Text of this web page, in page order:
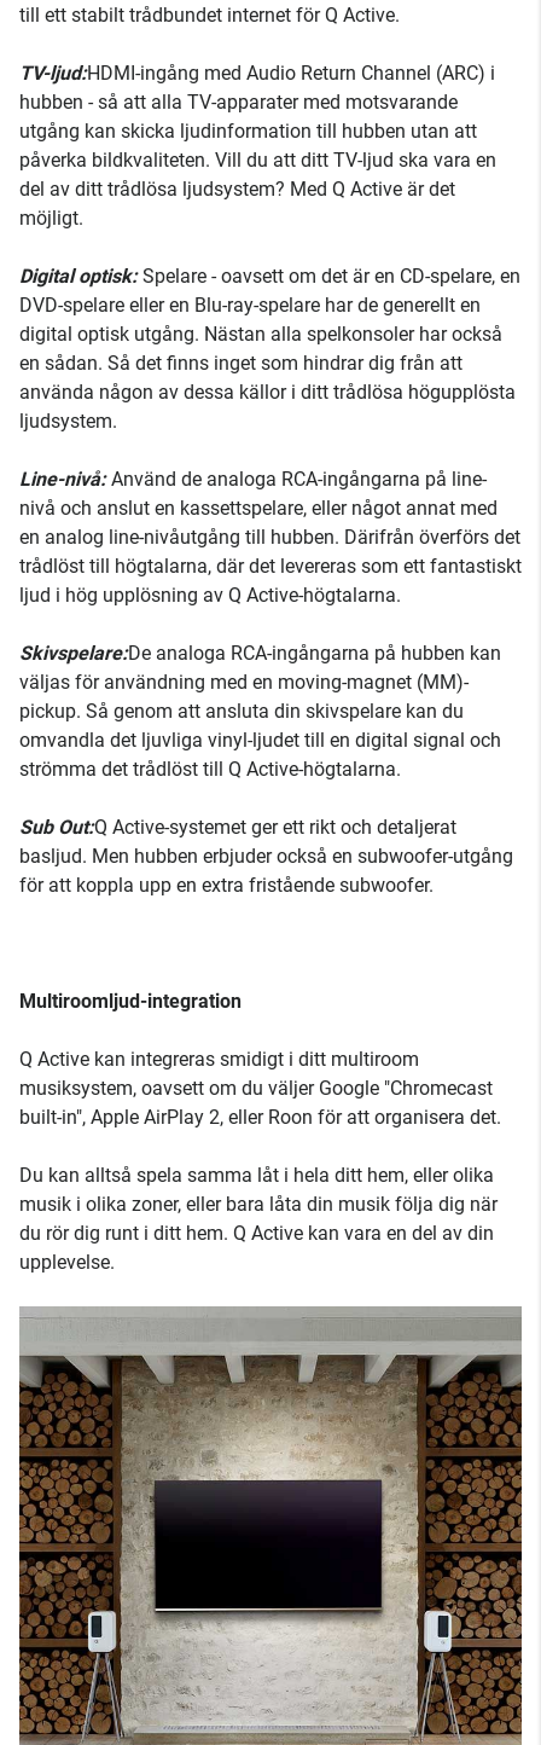
till ett stabilt trådbundet internet för Q Active.
TV-ljud:HDMI-ingång med Audio Return Channel (ARC) i
hubben - så att alla TV-apparater med motsvarande
utgång kan skicka ljudinformation till hubben utan att
påverka bildkvaliteten. Vill du att ditt TV-ljud ska vara en
del av ditt trådlösa ljudsystem? Med Q Active är det
möjligt.
Digital optisk:Spelare - oavsett om det är en CD-spelare, en
DVD-spelare eller en Blu-ray-spelare har de generellt en
digital optisk utgång. Nästan alla spelkonsoler har också
en sådan. Så det finns inget som hindrar dig från att
använda någon av dessa källor i ditt trådlösa högupplösta
ljudsystem.
Line-nivå:Använd de analoga RCA-ingångarna på line-
nivå och anslut en kassettspelare, eller något annat med
en analog line-nivåutgång till hubben. Därifrån överförs det
trådlöst till högtalarna, där det levereras som ett fantastiskt
ljud i hög upplösning av Q Active-högtalarna.
Skivspelare:De analoga RCA-ingångarna på hubben kan
väljas för användning med en moving-magnet (MM)-
pickup. Så genom att ansluta din skivspelare kan du
omvandla det ljuvliga vinyl-ljudet till en digital signal och
strömma det trådlöst till Q Active-högtalarna.
Sub Out:Q Active-systemet ger ett rikt och detaljerat
basljud. Men hubben erbjuder också en subwoofer-utgång
för att koppla upp en extra fristående subwoofer.
Multiroomljud-integration
Q Active kan integreras smidigt i ditt multiroom
musiksystem, oavsett om du väljer Google "Chromecast
built-in", Apple AirPlay 2, eller Roon för att organisera det.
Du kan alltså spela samma låt i hela ditt hem, eller olika
musik i olika zoner, eller bara låta din musik följa dig när
du rör dig runt i ditt hem. Q Active kan vara en del av din
upplevelse.